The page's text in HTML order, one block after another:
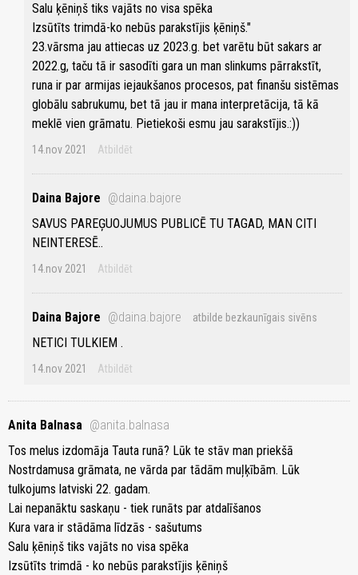
Salu ķēniņš tiks vajāts no visa spēka
Izsūtīts trimdā-ko nebūs parakstījis ķēniņš."
23.vārsma jau attiecas uz 2023.g. bet varētu būt sakars ar
2022.g, taču tā ir sasodīti gara un man slinkums pārrakstīt,
runa ir par armijas iejaukšanos procesos, pat finanšu sistēmas
globālu sabrukumu, bet tā jau ir mana interpretācija, tā kā
meklē vien grāmatu. Pietiekoši esmu jau sarakstījis.:))
14.nov 2021 Atbildēt
Daina Bajore @daina.bajore
SAVUS PAREĢUOJUMUS PUBLICĒ TU TAGAD, MAN CITI
NEINTERESĒ..
14.nov 2021 Atbildēt
Daina Bajore @daina.bajore atbilde bezkaunīgais sivēns
NETICI TULKIEM .
14.nov 2021 Atbildēt
Anita Balnasa @anita.balnasa
Tos melus izdomāja Tauta runā? Lūk te stāv man priekšā
Nostrdamusa grāmata, ne vārda par tādām muļķībām. Lūk
tulkojums latviski 22. gadam.
Lai nepanāktu saskaņu - tiek runāts par atdalīšanos
Kura vara ir stādāma līdzās - sašutums
Salu ķēniņš tiks vajāts no visa spēka
Izsūtīts trimdā - ko nebūs parakstījis ķēniņš